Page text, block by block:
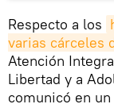
Respecto a los
varias cárceles
Atención
Libertad y a
comunicó en